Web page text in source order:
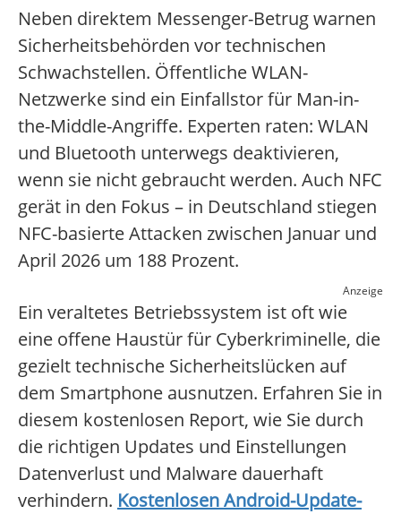
Neben direktem Messenger-Betrug warnen
Sicherheitsbehörden vor technischen
Schwachstellen. Öffentliche WLAN-
Netzwerke sind ein Einfallstor für Man-in-
the-Middle-Angriffe. Experten raten: WLAN
und Bluetooth unterwegs deaktivieren,
wenn sie nicht gebraucht werden. Auch NFC
gerät in den Fokus – in Deutschland stiegen
NFC-basierte Attacken zwischen Januar und
April 2026 um 188 Prozent.
Anzeige
Ein veraltetes Betriebssystem ist oft wie
eine offene Haustür für Cyberkriminelle, die
gezielt technische Sicherheitslücken auf
dem Smartphone ausnutzen. Erfahren Sie in
diesem kostenlosen Report, wie Sie durch
die richtigen Updates und Einstellungen
Datenverlust und Malware dauerhaft
verhindern. Kostenlosen Android-Update-